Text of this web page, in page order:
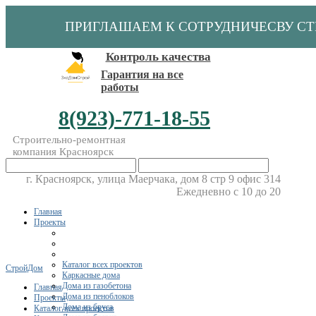
ПРИГЛАШАЕМ К СОТРУДНИЧЕСВУ
Контроль качества
Гарантия на все
работы
8(923)-771-18-55
Строительно-ремонтная
компания Красноярск
г. Красноярск, улица Маерчака, дом 8 стр 9 офис 314
Ежедневно с 10 до 20
Главная
Проекты
Каталог всех проектов
Каркасные дома
Дома из газобетона
Дома из пеноблоков
Дома из бруса
СтройДом
Главная
Проекты
Каталог всех проектов